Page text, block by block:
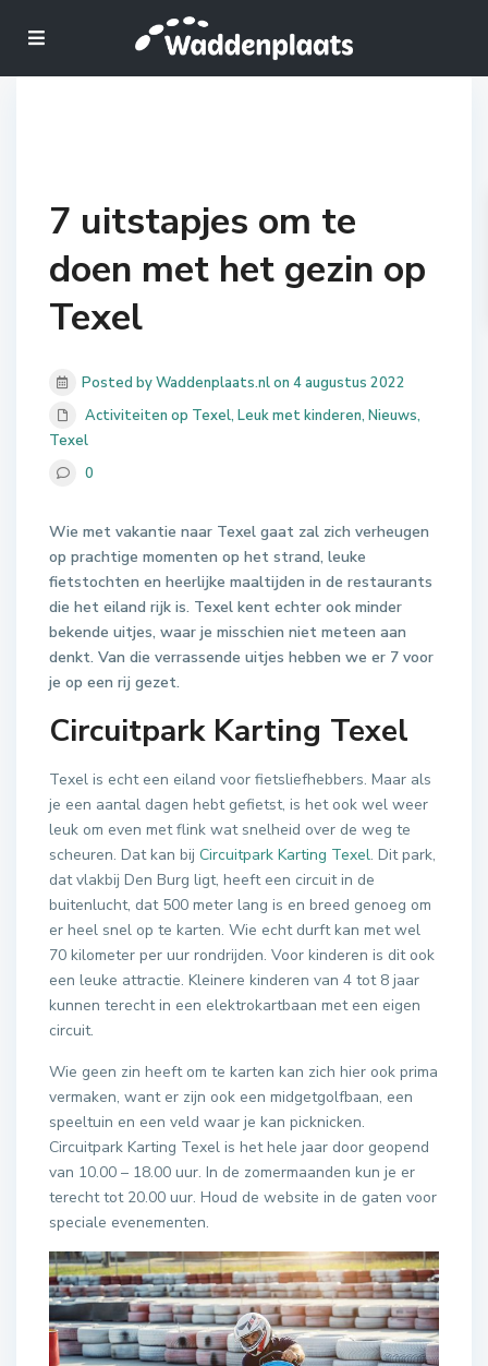
7 uitstapjes om te
doen met het gezin op
Texel
Posted by Waddenplaats.nl on 4 augustus 2022
Activiteiten op Texel, Leuk met kinderen, Nieuws,
Texel
0
Wie met vakantie naar Texel gaat zal zich verheugen
op prachtige momenten op het strand, leuke
fietstochten en heerlijke maaltijden in de restaurants
die het eiland rijk is. Texel kent echter ook minder
bekende uitjes, waar je misschien niet meteen aan
denkt. Van die verrassende uitjes hebben we er 7 voor
je op een rij gezet.
Circuitpark Karting Texel
Texel is echt een eiland voor fietsliefhebbers. Maar als
je een aantal dagen hebt gefietst, is het ook wel weer
leuk om even met flink wat snelheid over de weg te
scheuren. Dat kan bij Circuitpark Karting Texel. Dit park,
dat vlakbij Den Burg ligt, heeft een circuit in de
buitenlucht, dat 500 meter lang is en breed genoeg om
er heel snel op te karten. Wie echt durft kan met wel
70 kilometer per uur rondrijden. Voor kinderen is dit ook
een leuke attractie. Kleinere kinderen van 4 tot 8 jaar
kunnen terecht in een elektrokartbaan met een eigen
circuit.
Wie geen zin heeft om te karten kan zich hier ook prima
vermaken, want er zijn ook een midgetgolfbaan, een
speeltuin en een veld waar je kan picknicken.
Circuitpark Karting Texel is het hele jaar door geopend
van 10.00 – 18.00 uur. In de zomermaanden kun je er
terecht tot 20.00 uur. Houd de website in de gaten voor
speciale evenementen.